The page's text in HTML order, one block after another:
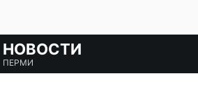
НОВОСТИ
ПЕРМИ